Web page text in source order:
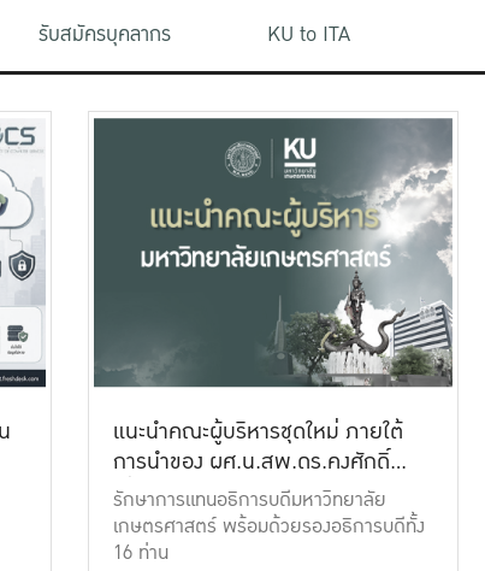
รับสมัครบุคลากร KU to ITA
แนะนำคณะผู้บริหารชุดใหม่ ภายใต้
การนำของ ผศ.น.สพ.ดร.คงศักดิ์
เที่ยงธรรม
รักษาการแทนอธิการบดีมหาวิทยาลัย
เกษตรศาสตร์ พร้อมด้วยรองอธิการบดีทั้ง
16 ท่าน